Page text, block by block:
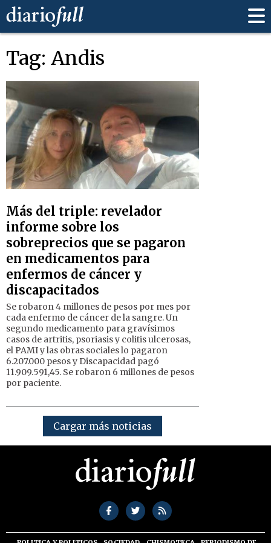
Tag: Andis
Más del triple: revelador
informe sobre los
sobreprecios que se pagaron
en medicamentos para
enfermos de cáncer y
discapacitados
Se robaron 4 millones de pesos por mes por
cada enfermo de cáncer de la sangre. Un
segundo medicamento para gravísimos
casos de artritis, psoriasis y colitis ulcerosas,
el PAMI y las obras sociales lo pagaron
6.207.000 pesos y Discapacidad pagó
11.909.591,45. Se robaron 6 millones de pesos
por paciente.
Cargar más noticias